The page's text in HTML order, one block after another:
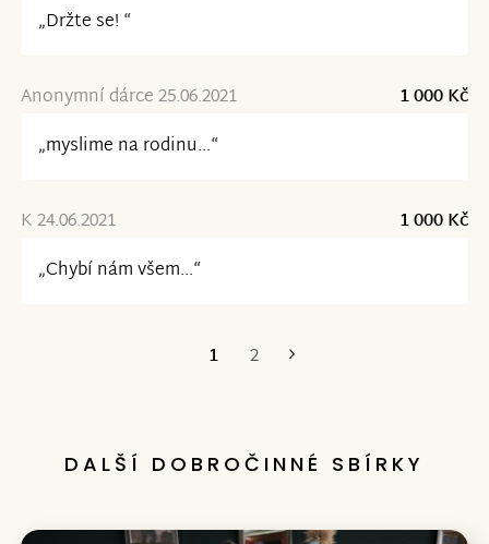
„Držte se! “
Anonymní dárce 25.06.2021
1 000 Kč
„myslime na rodinu...“
K 24.06.2021
1 000 Kč
„Chybí nám všem...“
1 2
DALŠÍ DOBROČINNÉ SBÍRKY